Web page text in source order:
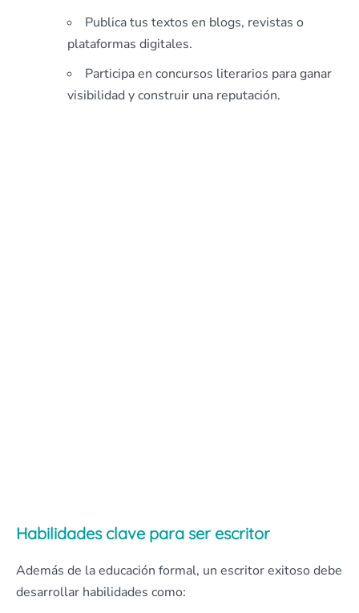
Publica tus textos en blogs, revistas o
plataformas digitales.
Participa en concursos literarios para ganar
visibilidad y construir una reputación.
Habilidades clave para ser escritor
Además de la educación formal, un escritor exitoso debe
desarrollar habilidades como: